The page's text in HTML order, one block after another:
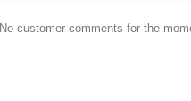
No customer comments for the